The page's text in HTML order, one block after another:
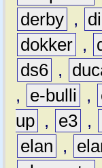
derby ,
dokker ,
ds6 ,
,
e-bulli ,
up , e3 ,
elan
,